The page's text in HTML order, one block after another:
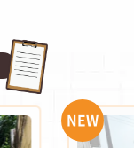
NEW